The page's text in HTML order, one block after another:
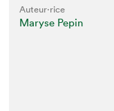
Auteur·rice
Maryse Pepin